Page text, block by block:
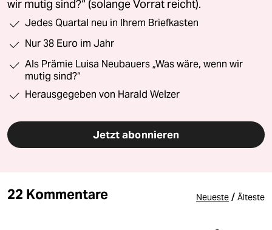
wir mutig sind?“ (solange Vorrat reicht).
Jedes Quartal neu in Ihrem Briefkasten
Nur 38 Euro im Jahr
Als Prämie Luisa Neubauers „Was wäre, wenn wir
mutig sind?“
Herausgegeben von Harald Welzer
Jetzt abonnieren
22 Kommentare Neueste / Älteste